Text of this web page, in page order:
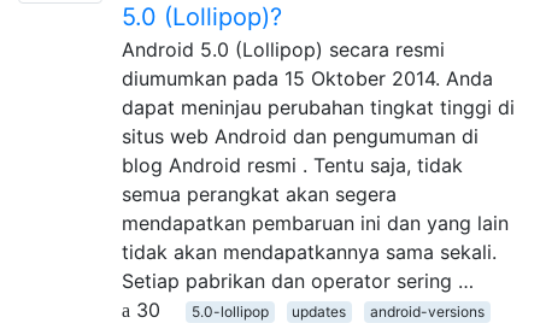
5.0 (Lollipop)?
Android 5.0 (Lollipop) secara resmi
diumumkan pada 15 Oktober 2014. Anda
dapat meninjau perubahan tingkat tinggi di
situs web Android dan pengumuman di
blog Android resmi . Tentu saja, tidak
semua perangkat akan segera
mendapatkan pembaruan ini dan yang lain
tidak akan mendapatkannya sama sekali.
Setiap pabrikan dan operator sering …
30
5.0-lollipop updates android-versions